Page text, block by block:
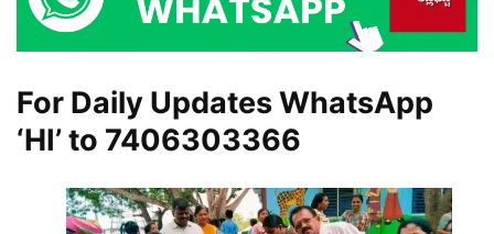
For Daily Updates WhatsApp
‘HI’ to 7406303366